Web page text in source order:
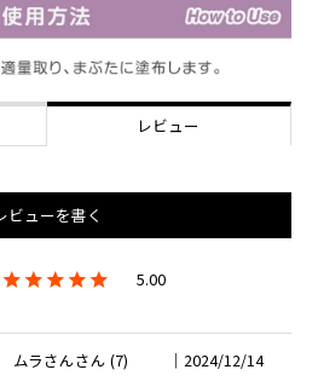
レビュー
5.00
ムラさん 7
2024/12/14
ビューを書く